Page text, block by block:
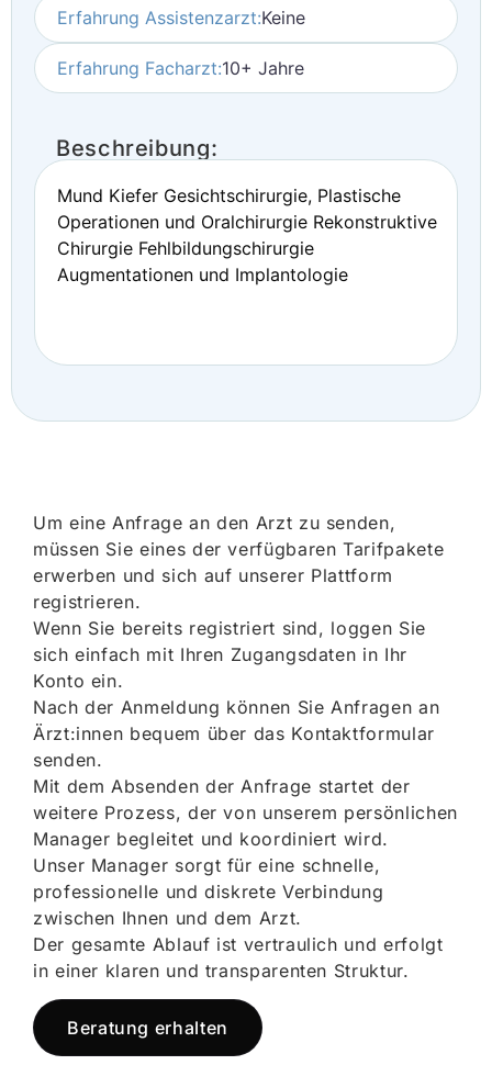
Erfahrung Assistenzarzt:Keine
Erfahrung Facharzt:10+ Jahre
Beschreibung:
Mund Kiefer Gesichtschirurgie, Plastische
Operationen und Oralchirurgie Rekonstruktive
Chirurgie Fehlbildungschirurgie
Augmentationen und Implantologie
Um eine Anfrage an den Arzt zu senden,
müssen Sie eines der verfügbaren Tarifpakete
erwerben und sich auf unserer Plattform
registrieren.
Wenn Sie bereits registriert sind, loggen Sie
sich einfach mit Ihren Zugangsdaten in Ihr
Konto ein.
Nach der Anmeldung können Sie Anfragen an
Ärzt:innen bequem über das Kontaktformular
senden.
Mit dem Absenden der Anfrage startet der
weitere Prozess, der von unserem persönlichen
Manager begleitet und koordiniert wird.
Unser Manager sorgt für eine schnelle,
professionelle und diskrete Verbindung
zwischen Ihnen und dem Arzt.
Der gesamte Ablauf ist vertraulich und erfolgt
in einer klaren und transparenten Struktur.
Beratung erhalten